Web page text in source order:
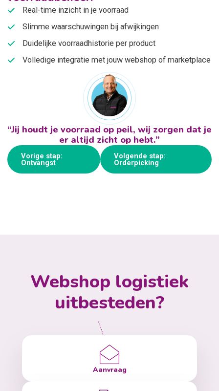
Real-time inzicht in je voorraad
Slimme waarschuwingen bij afwijkingen
Duidelijke voorraadhistorie per product
Volledige integratie met jouw webshop of marketplace
“Jij houdt je voorraad op peil, wij zorgen dat je
er altijd zicht op hebt.”
Vorige stap:
Ontvangst
Volgende stap:
Orderpicking
Webshop logistiek
uitbesteden?
Aanvraag